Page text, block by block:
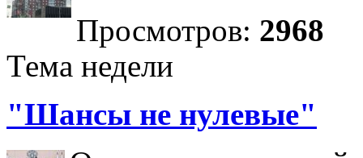
Просмотров: 2968
Тема недели
"Шансы не нулевые"